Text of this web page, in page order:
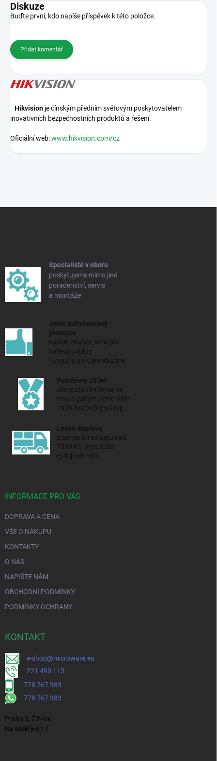
Diskuze
Buďte první, kdo napíše příspěvek k této položce.
Přidat komentář
Hikvision je čínským předním světovým poskytovatelem
inovativních bezpečnostních produktů a řešení.
Oficiální web:www.hikvision.com/cz
Specialisté v oboru
poskytujeme mimo jiné
poradenství, servis
a montáže
Jsme autorizovaný
prodejce
našich značek, víme jak
naše produkty
fungují a proč je nabízíme
Působíme 28 let
Jsme stabilní firma na
trhu a garantujeme Vám
100% bezpečný nákup.
Levná doprava
zdarma při nákupu nad
2500 Kč, přes 3500
výdejních míst
INFORMACE PRO VÁS
DOPRAVA A CENA
VŠE O NÁKUPU
KONTAKTY
O NÁS
NAPIŠTE NÁM
OBCHODNÍ PODMÍNKY
PODMÍNKY OCHRANY
KONTAKT
e-shop@microware.eu
221 490 115
778 767 383
778 767 383
Praha 3, Žižkov,
Na Mokřině 17